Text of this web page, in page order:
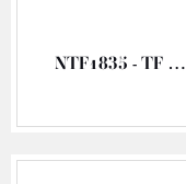
NTF1835 - TF OCCHIALI ACETATO VISTA